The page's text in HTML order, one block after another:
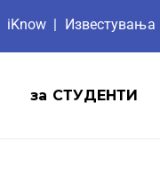
iKnow | Известувања
за СТУДЕНТИ